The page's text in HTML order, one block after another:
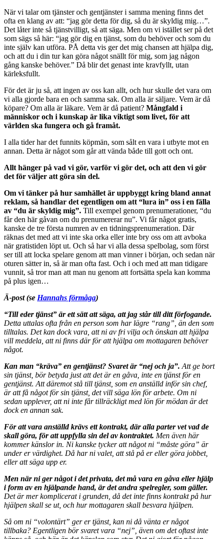
När vi talar om tjänster och gentjänster i samma mening finns det
ofta en klang av att: “jag gör detta för dig, så du är skyldig mig…”.
Det låter inte så tjänstvilligt, så att säga. Men om vi istället ser på det
som sägs så här: “jag gör dig en tjänst, som du behöver och som du
inte själv kan utföra. PÅ detta vis ger det mig chansen att hjälpa dig,
och att du i din tur kan göra något snällt för mig, som jag någon
gång kanske behöver.” Då blir det genast inte kravfyllt, utan
kärleksfullt.
För det är ju så, att ingen av oss kan allt, och hur skulle det vara om
vi alla gjorde bara en och samma sak. Om alla är säljare. Vem är då
köpare? Om alla är läkare. Vem är då patient? Mångfald i
människor och i kunskap är lika viktigt som livet, för att
världen ska fungera och gå framåt.
I alla tider har det funnits köpmän, som sålt en vara i utbyte mot en
annan. Detta är något som går att vända både till gott och ont.
Allt hänger på vad vi gör, varför vi gör det, och att den vi gör
det för väljer att göra sin del.
Om vi tänker på hur samhället är uppbyggt kring bland annat
reklam, så handlar det egentligen om att “lura in” oss i en fälla
av “du är skyldig mig”. Till exempel genom prenumerationer, “du
får den här gåvan om du prenumererar nu”. Vi får något gratis,
kanske de tre första numren av en tidningsprenumeration. Där
räknas det med att vi inte ska orka eller inte bry oss om att avboka
när gratistiden löpt ut. Och så har vi alla dessa spelbolag, som först
ser till att locka spelare genom att man vinner i början, och sedan när
oturen sätter in, så är man ofta fast. Och i och med att man tidigare
vunnit, så tror man att man nu genom att fortsätta spela kan komma
på plus igen…
Ä-post (se Hannahs förmåga)
“Till eder tjänst” är ett sätt att säga, att jag står till ditt förfogande.
Detta uttalas ofta från en person som har lägre “rang”, än den som
tilltalas. Det kan dock vara, att ni av fri vilja och önskan att hjälpa
vill meddela, att ni finns där för att hjälpa om mottagaren behöver
något.
Kan man “kräva” en gentjänst? Svaret är “nej och ja”. Att ge bort
sin tjänst, bör betyda just att det är en gåva, inte en tjänst för en
gentjänst. Att däremot stå till tjänst, som en anställd inför sin chef,
är att få något för sin tjänst, det vill säga lön för arbete. Om ni
sedan upplever, att ni inte får tillräckligt med lön för mödan är det
dock en annan sak.
För att vara anställd krävs ett kontrakt, där alla parter vet vad de
skall göra, för att uppfylla sin del av kontraktet. Men även här
kommer känslor in. Ni kanske tycker att något ni “måste göra” är
under er värdighet. Då har ni valet, att stå på er eller göra jobbet,
eller att säga upp er.
Men när ni ger något i det privata, det må vara en gåva eller hjälp
i form av en hjälpande hand, är det andra spelregler, som gäller.
Det är mer komplicerat i grunden, då det inte finns kontrakt på hur
hjälpen skall se ut, och hur mottagaren skall besvara hjälpen.
Så om ni “volontärt” ger er tjänst, kan ni då vänta er något
tillbaka? Egentligen bör svaret vara “nej”, även om det oftast inte